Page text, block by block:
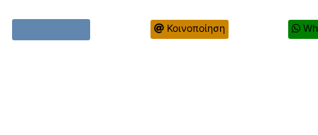
Κοινοποίηση